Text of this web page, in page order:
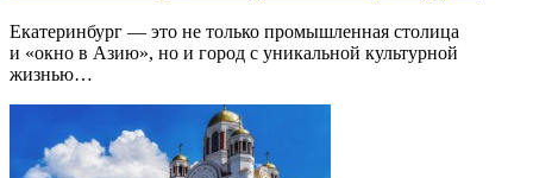
Екатеринбург — это не только промышленная столица
и «окно в Азию», но и город с уникальной культурной
жизнью…